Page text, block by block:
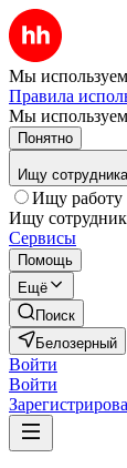
Мы используем
Правила
Мы
Понятно
Ищу сотрудника
Ищу работу
Ищу
Сервисы
Помощь
Ещё
Поиск
Белозерный
Войти
Войти